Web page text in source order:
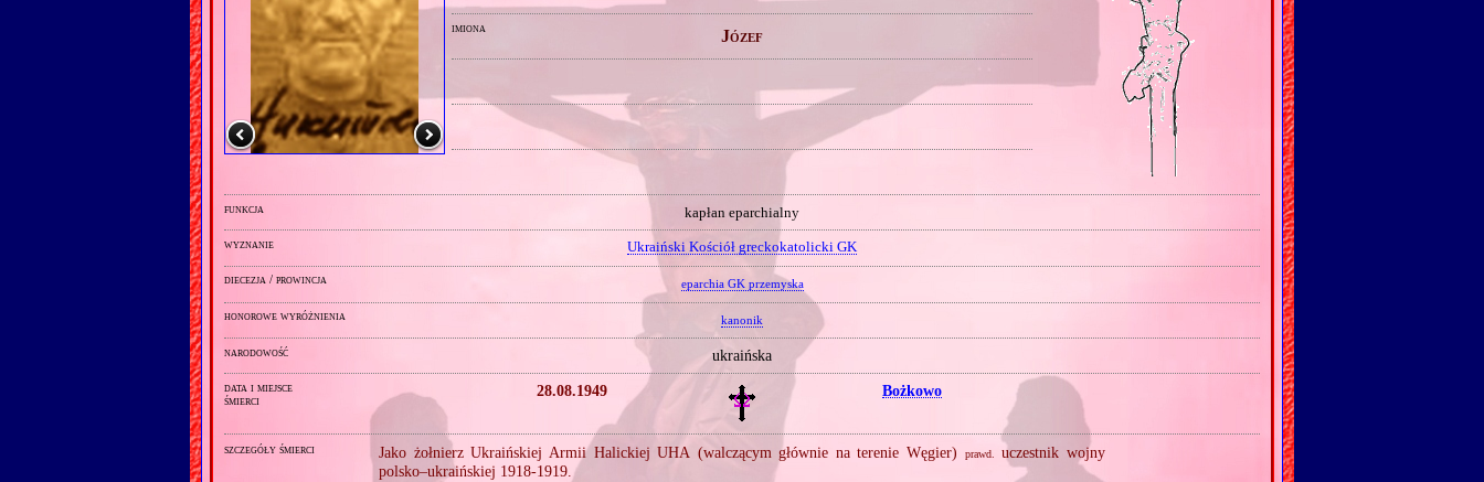
imiona Józef
funkcja kapłan eparchialny
wyznanie Ukraiński Kościół greckokatolicki GK
diecezja / prowincja eparchia GK przemyska
honorowe wyróżnienia kanonik
narodowość ukraińska
data i miejsce
śmierci
28.08.1949 Bożkowo
szczegóły śmierci Jako żołnierz Ukraińskiej Armii Halickiej UHA (walczącym głównie na terenie Węgier) prawd.
uczestnik wojny
polsko–ukraińskiej 1918‐1919.